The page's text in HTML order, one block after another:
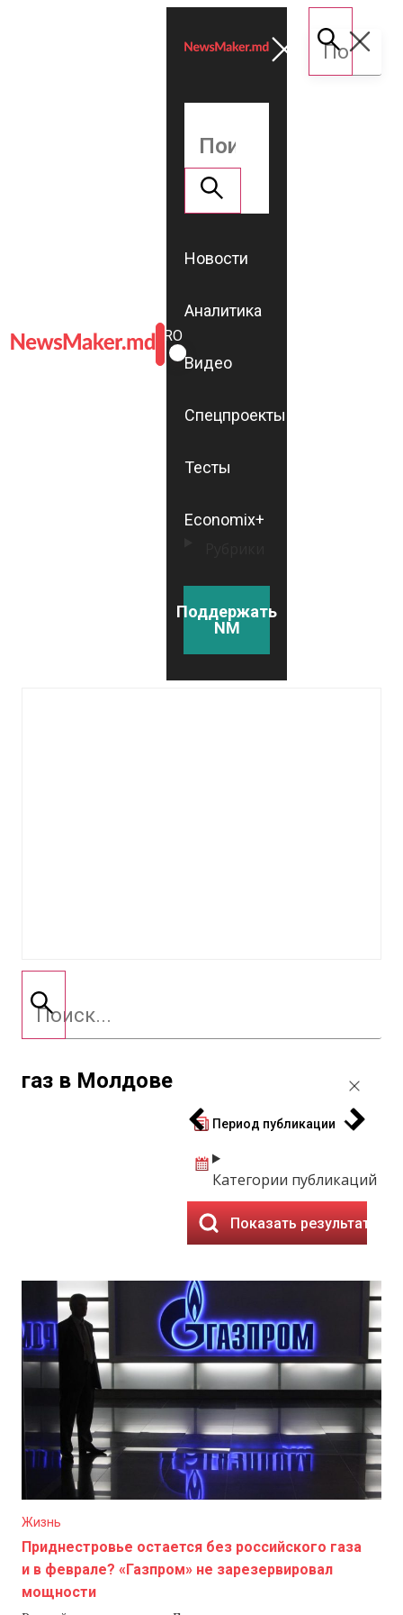
ROMÂNĂ
RU
Новости
Аналитика
Видео
Спецпроекты
Тесты
Economix+
Поддержать
NM
газ в Молдове
Период публикации
Категории публикаций
Показать результаты
Жизнь
Приднестровье остается без российского газа
и в феврале? «Газпром» не зарезервировал
мощности